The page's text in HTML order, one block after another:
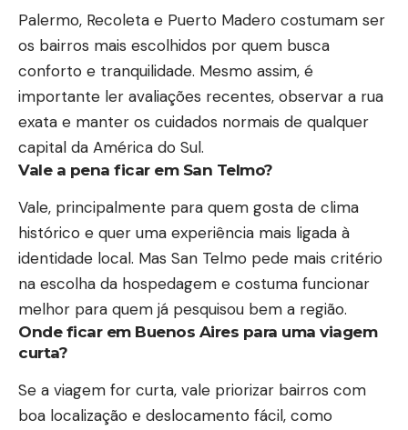
Palermo, Recoleta e Puerto Madero costumam ser
os bairros mais escolhidos por quem busca
conforto e tranquilidade. Mesmo assim, é
importante ler avaliações recentes, observar a rua
exata e manter os cuidados normais de qualquer
capital da América do Sul.
Vale a pena ficar em San Telmo?
Vale, principalmente para quem gosta de clima
histórico e quer uma experiência mais ligada à
identidade local. Mas San Telmo pede mais critério
na escolha da hospedagem e costuma funcionar
melhor para quem já pesquisou bem a região.
Onde ficar em Buenos Aires para uma viagem
curta?
Se a viagem for curta, vale priorizar bairros com
boa localização e deslocamento fácil, como